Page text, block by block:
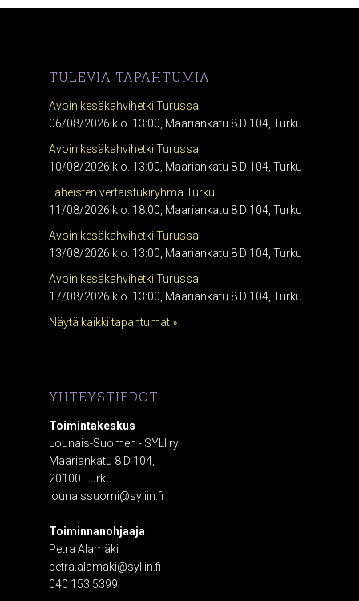
TULEVIA TAPAHTUMIA
Avoin kesäkahvihetki Turussa
06/08/2026 klo. 13:00, Maariankatu 8 D 104, Turku
Avoin kesäkahvihetki Turussa
10/08/2026 klo. 13:00, Maariankatu 8 D 104, Turku
Läheisten vertaistukiryhmä Turku
11/08/2026 klo. 18:00, Maariankatu 8 D 104, Turku
Avoin kesäkahvihetki Turussa
13/08/2026 klo. 13:00, Maariankatu 8 D 104, Turku
Avoin kesäkahvihetki Turussa
17/08/2026 klo. 13:00, Maariankatu 8 D 104, Turku
Näytä kaikki tapahtumat »
YHTEYSTIEDOT
Toimintakeskus
Lounais-Suomen - SYLI ry
Maariankatu 8 D 104,
20100 Turku
lounaissuomi@syliin.fi
Toiminnanohjaaja
Petra Alamäki
petra.alamaki@syliin.fi
040 153 5399